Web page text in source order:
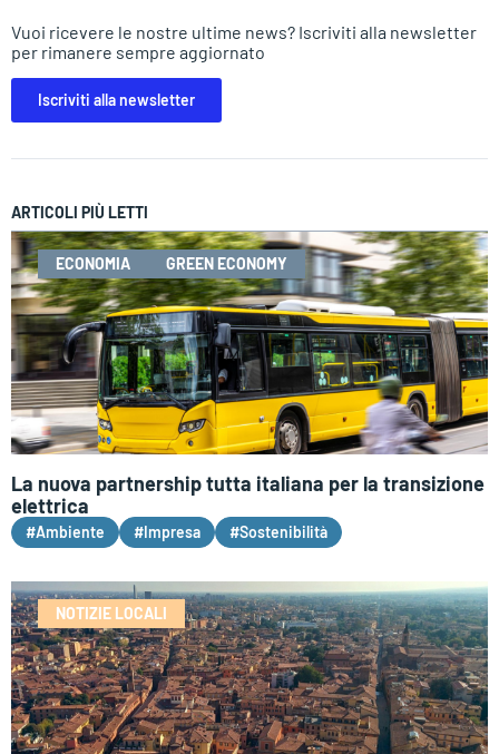
Vuoi ricevere le nostre ultime news? Iscriviti alla newsletter
per rimanere sempre aggiornato
Iscriviti alla newsletter
ARTICOLI PIÙ LETTI
ECONOMIA GREEN ECONOMY
La nuova partnership tutta italiana per la transizione
elettrica
#Ambiente #Impresa #Sostenibilità
NOTIZIE LOCALI